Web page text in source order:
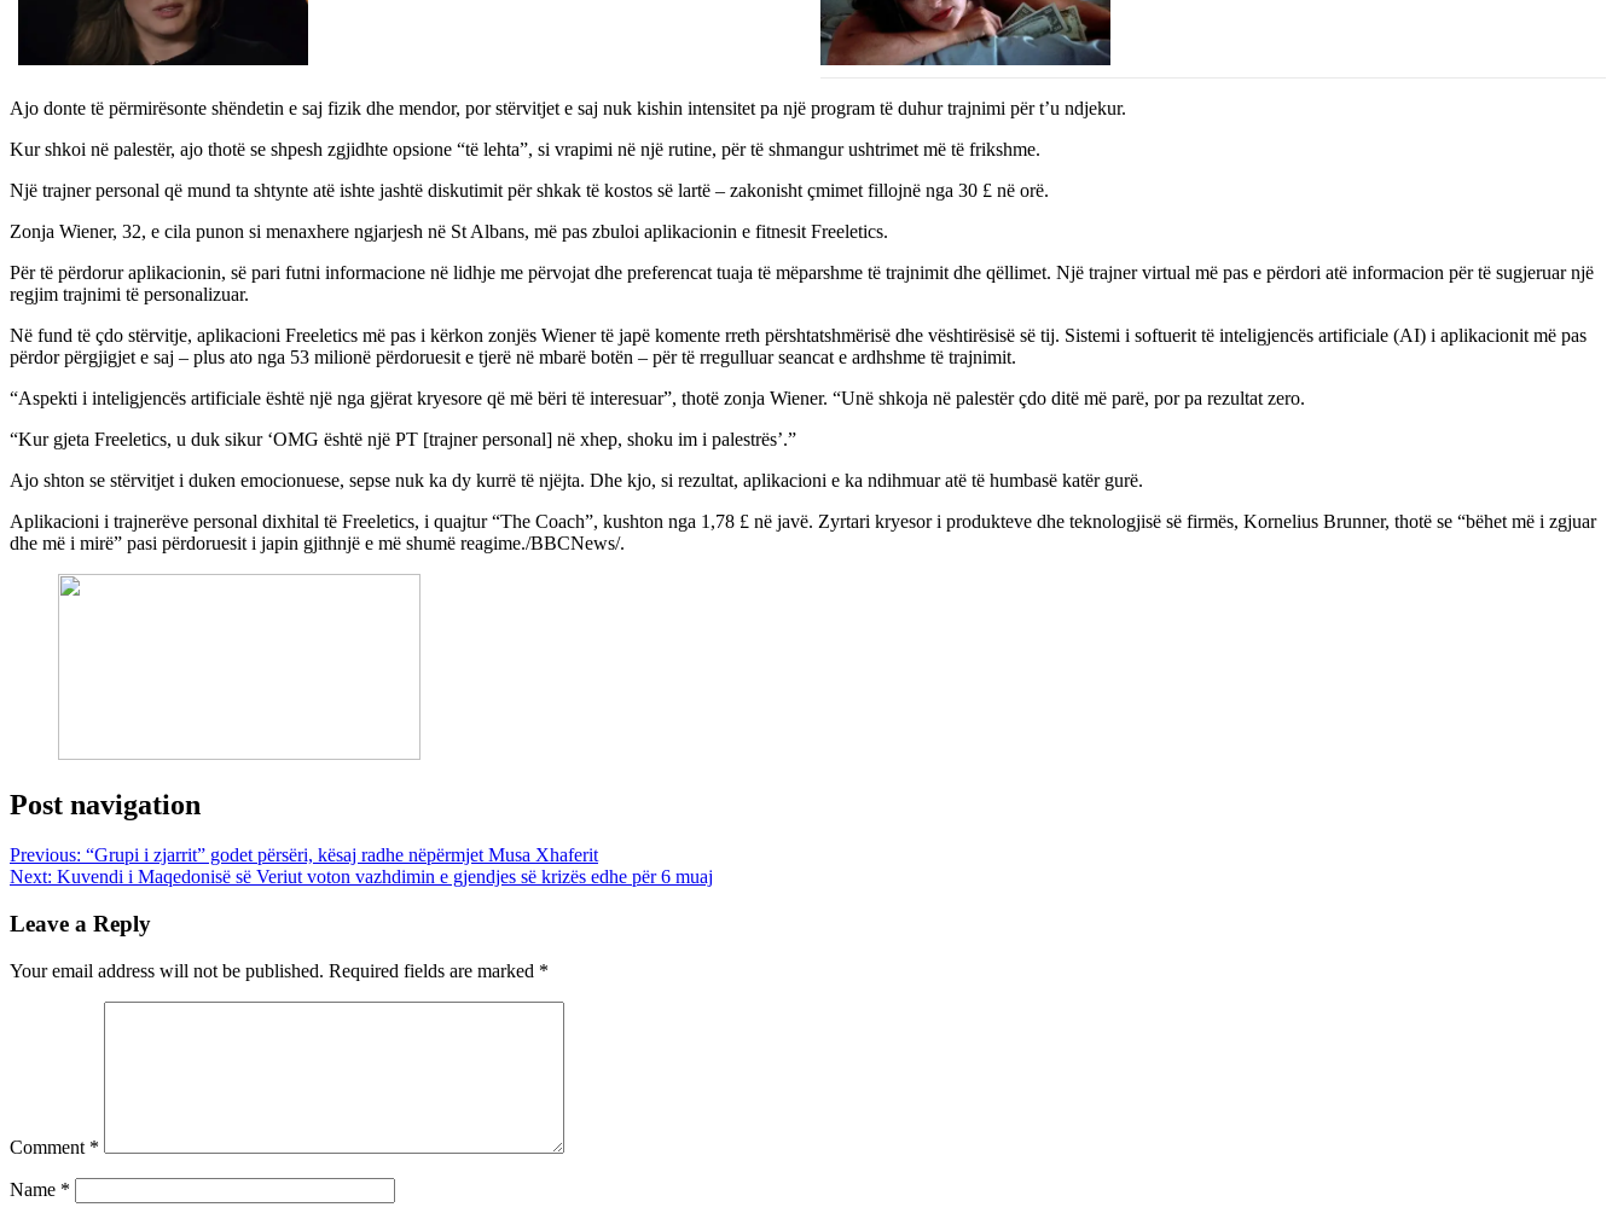
Ajo donte të përmirësonte shëndetin e saj fizik dhe mendor, por stërvitjet e saj nuk kishin intensitet pa një program të duhur trajnimi për t’u ndjekur.
Kur shkoi në palestër, ajo thotë se shpesh zgjidhte opsione “të lehta”, si vrapimi në një rutine, për të shmangur ushtrimet më të frikshme.
Një trajner personal që mund ta shtynte atë ishte jashtë diskutimit për shkak të kostos së lartë – zakonisht çmimet fillojnë nga 30 £ në orë.
Zonja Wiener, 32, e cila punon si menaxhere ngjarjesh në St Albans, më pas zbuloi aplikacionin e fitnesit Freeletics.
Për të përdorur aplikacionin, së pari futni informacione në lidhje me përvojat dhe preferencat tuaja të mëparshme të trajnimit dhe qëllimet. Një trajner virtual më pas e përdori atë informacion për të sugjeruar një
regjim trajnimi të personalizuar.
Në fund të çdo stërvitje, aplikacioni Freeletics më pas i kërkon zonjës Wiener të japë komente rreth përshtatshmërisë dhe vështirësisë së tij. Sistemi i softuerit të inteligjencës artificiale (AI) i aplikacionit më pas
përdor përgjigjet e saj – plus ato nga 53 milionë përdoruesit e tjerë në mbarë botën – për të rregulluar seancat e ardhshme të trajnimit.
“Aspekti i inteligjencës artificiale është një nga gjërat kryesore që më bëri të interesuar”, thotë zonja Wiener. “Unë shkoja në palestër çdo ditë më parë, por pa rezultat zero.
“Kur gjeta Freeletics, u duk sikur ‘OMG është një PT [trajner personal] në xhep, shoku im i palestrës’.”
Ajo shton se stërvitjet i duken emocionuese, sepse nuk ka dy kurrë të njëjta. Dhe kjo, si rezultat, aplikacioni e ka ndihmuar atë të humbasë katër gurë.
Aplikacioni i trajnerëve personal dixhital të Freeletics, i quajtur “The Coach”, kushton nga 1,78 £ në javë. Zyrtari kryesor i produkteve dhe teknologjisë së firmës, Kornelius Brunner, thotë se “bëhet më i zgjuar
dhe më i mirë” pasi përdoruesit i japin gjithnjë e më shumë reagime./BBCNews/.
Post navigation
Previous: “Grupi i zjarrit” godet përsëri, kësaj radhe nëpërmjet Musa Xhaferit
Next: Kuvendi i Maqedonisë së Veriut voton vazhdimin e gjendjes së krizës edhe për 6 muaj
Leave a Reply
Your email address will not be published. Required fields are marked *
Comment *
Name *